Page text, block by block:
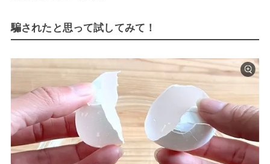
騙されたと思って試してみて！